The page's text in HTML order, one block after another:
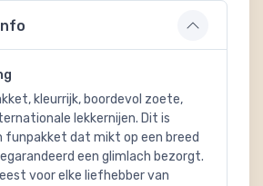
kleurrijk, boordevol zoete,
lekkernijen. Dit is
funpakket dat mikt op een breed
een glimlach bezorgt.
voor elke liefhebber van